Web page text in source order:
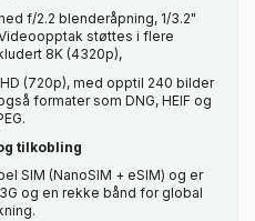
f/2.2 blenderåpning, 1/3.2"
støttes i flere
8K (4320p),
(720p), med opptil 240 bilder
formater som DNG, HEIF og
tilkobling
SIM (NanoSIM + eSIM) og er
og en rekke bånd for global